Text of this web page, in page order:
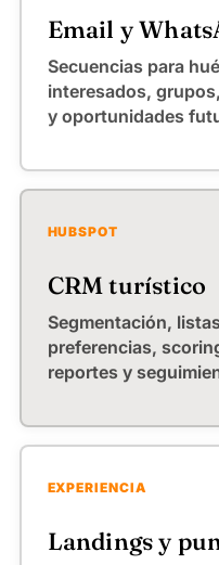
Email y
Secuencias para
interesados,
y oportunidades
HUBSPOT
CRM turístico
Segmentación,
preferencias,
reportes y
EXPERIENCIA
Landings y